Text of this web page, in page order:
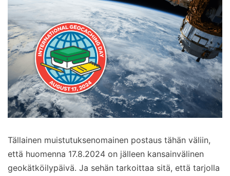
Tällainen muistutuksenomainen postaus tähän väliin,
että huomenna 17.8.2024 on jälleen kansainvälinen
geokätköilypäivä. Ja sehän tarkoittaa sitä, että tarjolla